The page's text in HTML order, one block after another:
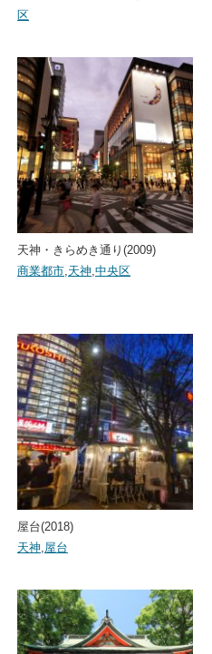
区
天神・きらめき通り(2009)
商業都市,天神,中央区
屋台(2018)
天神,屋台